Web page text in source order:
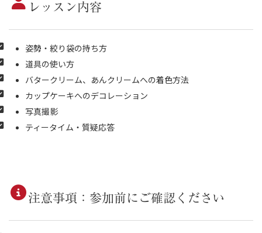
レッスン内容
姿勢・絞り袋の持ち方
道具の使い方
バタークリーム、あんクリームへの着色方法
カップケーキへのデコレーション
写真撮影
ティータイム・質疑応答
注意事項：参加前にご確認ください